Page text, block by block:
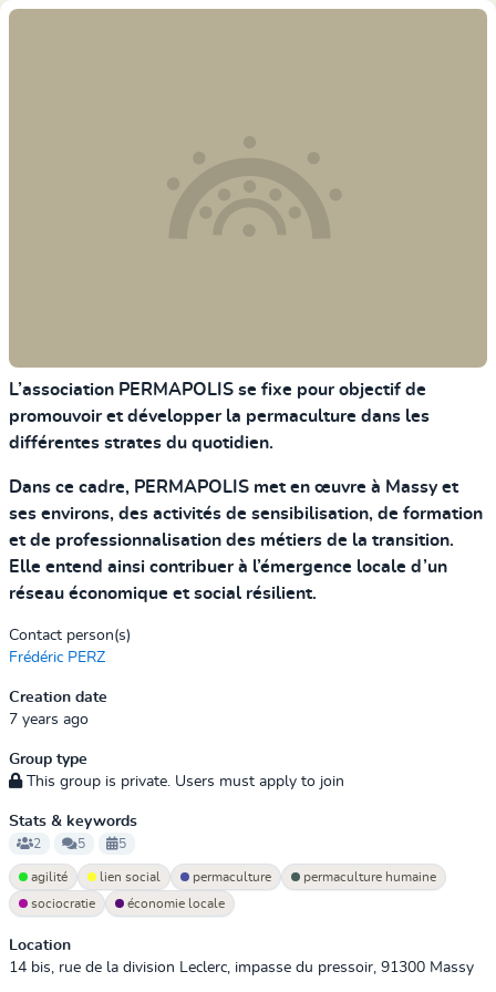
L’association PERMAPOLIS se fixe pour objectif de
promouvoir et développer la permaculture dans les
différentes strates du quotidien.
Dans ce cadre, PERMAPOLIS met en œuvre à Massy et
ses environs, des activités de sensibilisation, de formation
et de professionnalisation des métiers de la transition.
Elle entend ainsi contribuer à l’émergence locale d’un
réseau économique et social résilient.
Contact person(s)
Frédéric PERZ
Creation date
7 years ago
Group type
This group is private. Users must apply to join
Stats & keywords
2 5 5
agilité lien social permaculture
permaculture humaine
sociocratie
économie locale
Location
14 bis, rue de la division Leclerc, impasse du pressoir, 91300 Massy